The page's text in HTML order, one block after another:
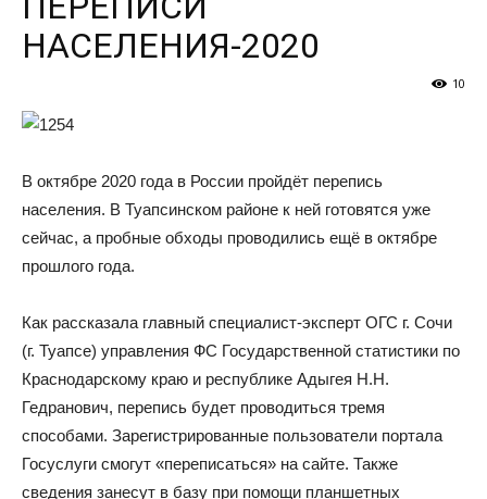
НАСЕЛЕНИЯ-2020
10
В октябре 2020 года в России пройдёт перепись
населения. В Туапсинском районе к ней готовятся уже
сейчас, а пробные обходы проводились ещё в октябре
прошлого года.
Как рассказала главный специалист-эксперт ОГС г. Сочи
(г. Туапсе) управления ФС Государственной статистики по
Краснодарскому краю и республике Адыгея Н.Н.
Гедранович, перепись будет проводиться тремя
способами. Зарегистрированные пользователи портала
Госуслуги смогут «переписаться» на сайте. Также
сведения занесут в базу при помощи планшетных